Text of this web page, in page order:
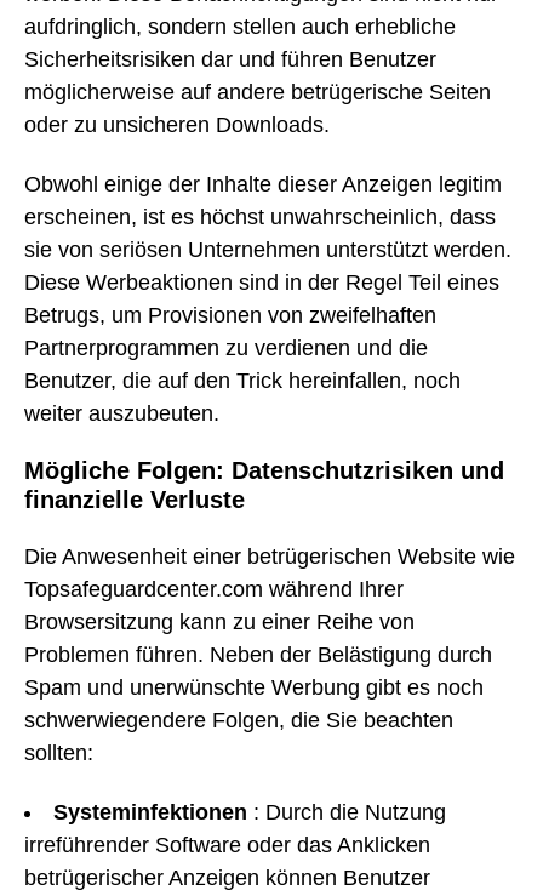
aufdringlich, sondern stellen auch erhebliche
Sicherheitsrisiken dar und führen Benutzer
möglicherweise auf andere betrügerische Seiten
oder zu unsicheren Downloads.
Obwohl einige der Inhalte dieser Anzeigen legitim
erscheinen, ist es höchst unwahrscheinlich, dass
sie von seriösen Unternehmen unterstützt werden.
Diese Werbeaktionen sind in der Regel Teil eines
Betrugs, um Provisionen von zweifelhaften
Partnerprogrammen zu verdienen und die
Benutzer, die auf den Trick hereinfallen, noch
weiter auszubeuten.
Mögliche Folgen: Datenschutzrisiken und
finanzielle Verluste
Die Anwesenheit einer betrügerischen Website wie
Topsafeguardcenter.com während Ihrer
Browsersitzung kann zu einer Reihe von
Problemen führen. Neben der Belästigung durch
Spam und unerwünschte Werbung gibt es noch
schwerwiegendere Folgen, die Sie beachten
sollten:
Systeminfektionen : Durch die Nutzung
irreführender Software oder das Anklicken
betrügerischer Anzeigen können Benutzer